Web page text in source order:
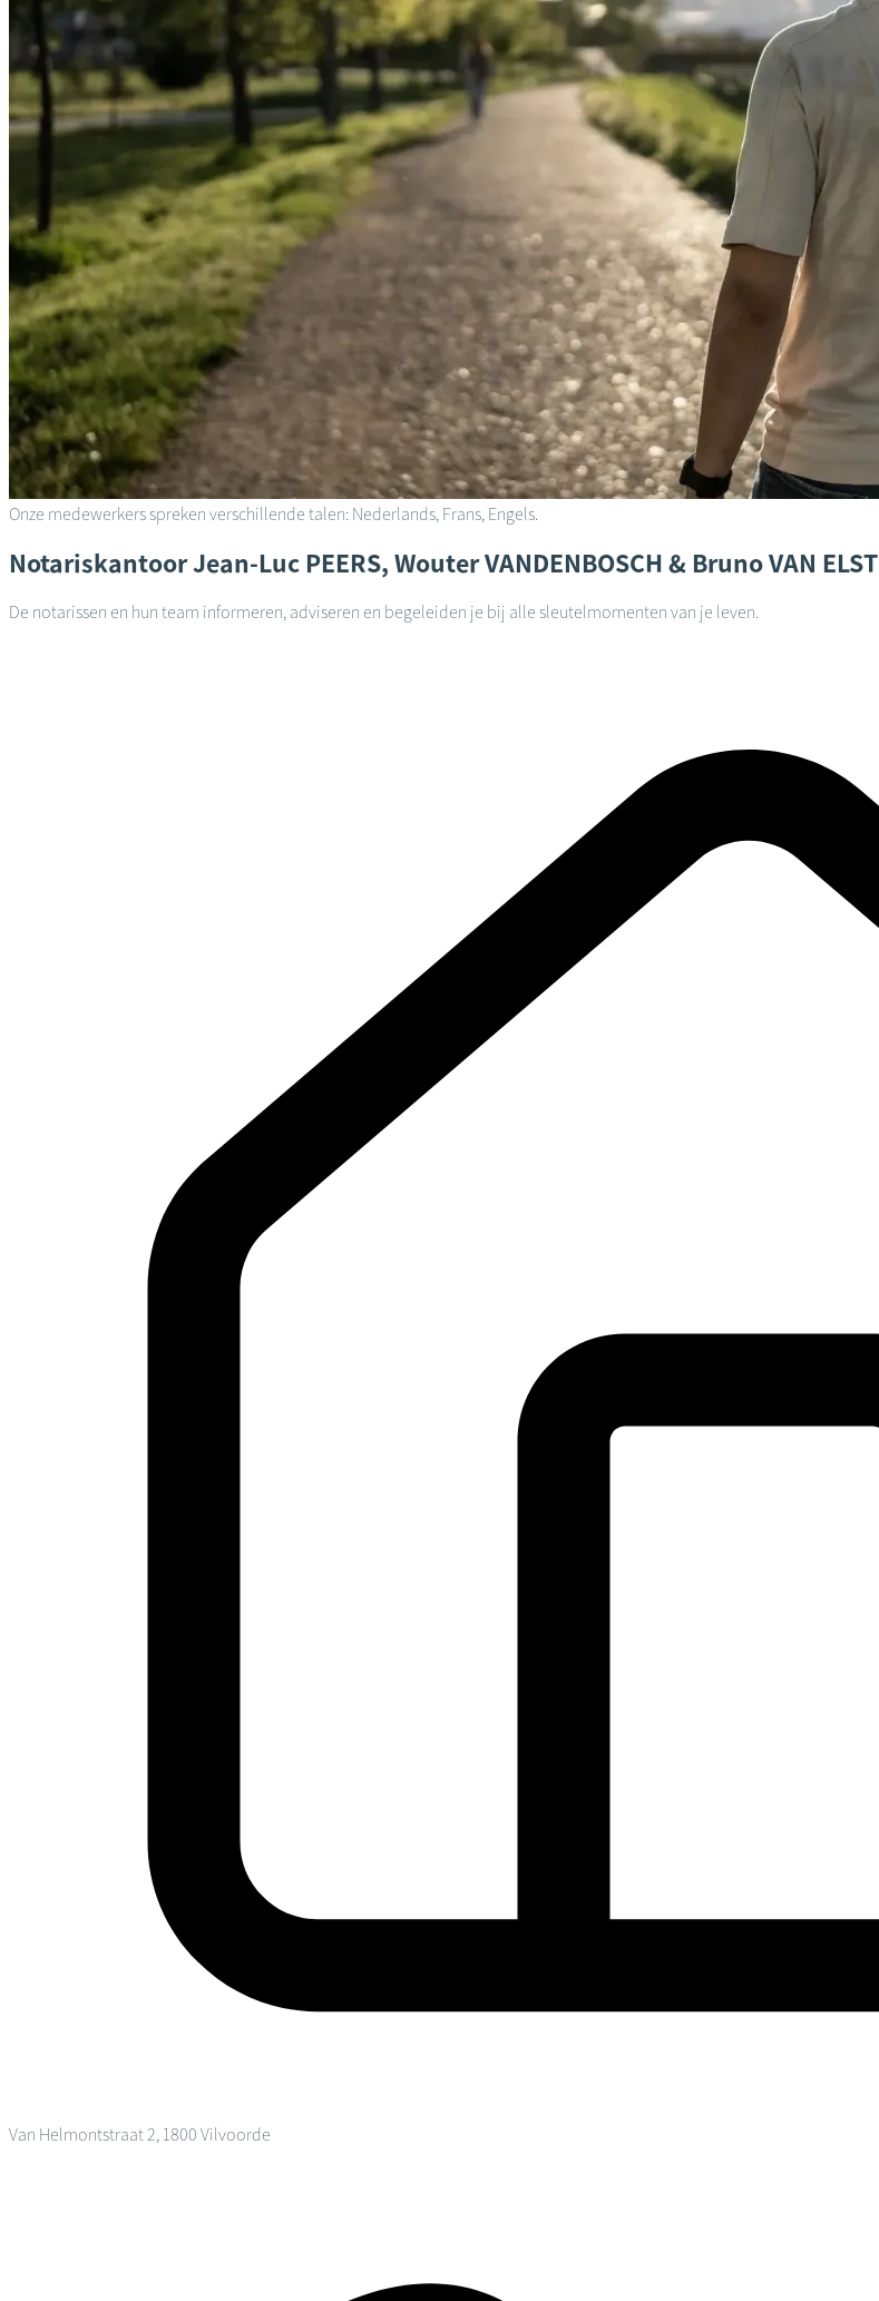
Onze medewerkers spreken verschillende talen: Nederlands, Frans, Engels.
NotariskantoorJean-Luc PEERS, Wouter VANDENBOSCH & Bruno VAN ELST
De notarissen en hun team informeren, adviseren en begeleiden je bij alle sleutelmomenten van je leven.
Van Helmontstraat 2, 1800 Vilvoorde